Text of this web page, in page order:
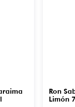
Ron
Limón